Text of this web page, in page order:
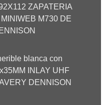
ZAPATERIA
M730 DE
blanca con
INLAY UHF
DENNISON